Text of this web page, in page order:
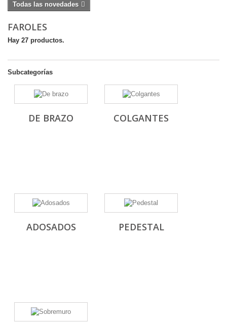
Todas las novedades
FAROLES
Hay 27 productos.
Subcategorías
DE BRAZO COLGANTES
ADOSADOS PEDESTAL